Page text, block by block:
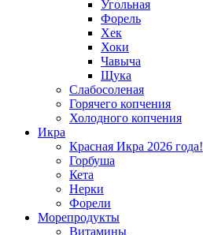
Угольная
Форель
Хек
Хоки
Чавыча
Щука
Слабосоленая
Горячего копчения
Холодного копчения
Икра
Красная Икра 2026 года!
Горбуша
Кета
Нерки
Форели
Морепродукты
Витамины